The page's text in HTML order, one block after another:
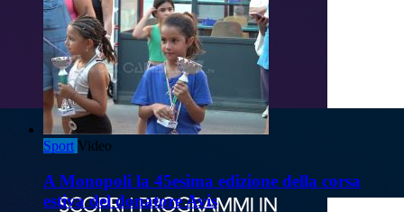
Sport Video
A Monopoli la 45esima edizione della corsa
estiva del donatore Avis